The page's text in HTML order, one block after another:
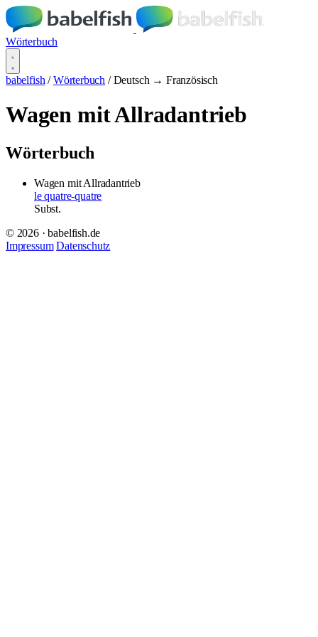
Wörterbuch
babelfish / Wörterbuch / Deutsch → Französisch
Wagen mit Allradantrieb
Wörterbuch
Wagen mit Allradantrieb
le quatre-quatre
Subst.
© 2026 · babelfish.de
Impressum Datenschutz